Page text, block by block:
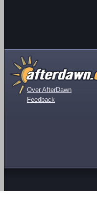
Over AfterDawn
Feedback